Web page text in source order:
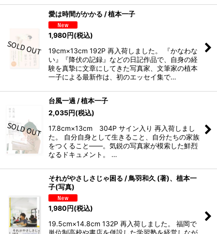
愛は時間がかかる / 植本一子
1,980円(税込)
19cm×13cm 192P 再入荷しました。 『かなわな
い』『降伏の記録』などの日記作品で、自身の経
験を真摯に文章にしてきた写真家、文筆家の植本
一子による最新作は、初のエッセイ集で…
台風一過 / 植本一子
2,035円(税込)
17.8cm×13cm 304P サイン入り 再入荷しまし
た。 自分自身として生きること、自分たちの家族
をつくること――。気鋭の写真家が模索した鮮烈
なるドキュメント。 …
それがやさしさじゃ困る / 鳥羽和久 (著)、植本一
子(写真)
1,980円(税込)
19.5cm×14.8cm 132P 再入荷しました。 福岡で
単位制高校や書店を併設した学習塾を経営しなが